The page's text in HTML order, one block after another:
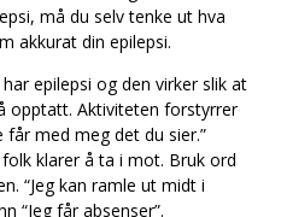
må du selv tenke ut hva
akkurat din epilepsi.
epilepsi og den virker slik at
opptatt. Aktiviteten forstyrrer
med meg det du sier.”
klarer å ta i mot. Bruk ord
“Jeg kan ramle ut midt i
“Jeg får absenser”.